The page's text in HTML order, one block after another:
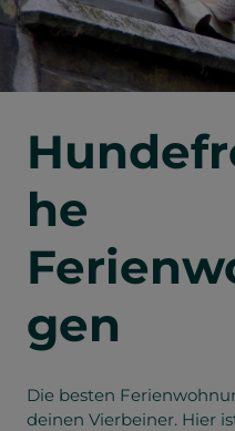
he
gen
Die besten
deinen Vierbeiner. Hier